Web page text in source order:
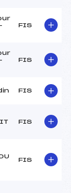
FIS
FIS
FIS
FIS
FIS